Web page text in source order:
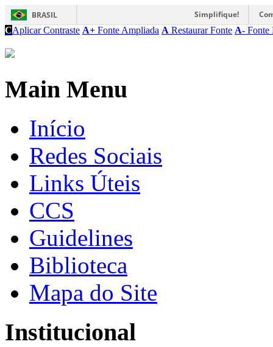
BRASIL Simplifique!
CAplicar Contraste A+ Fonte Ampliada A Restaurar Fonte A- Fonte
Main Menu
Início
Redes Sociais
Links Úteis
CCS
Guidelines
Biblioteca
Mapa do Site
Institucional